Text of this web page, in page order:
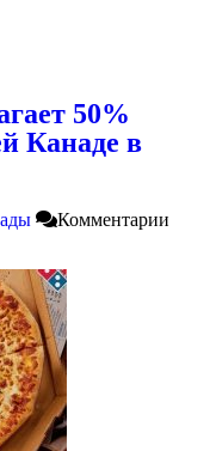
50%
Канаде в
Комментарии